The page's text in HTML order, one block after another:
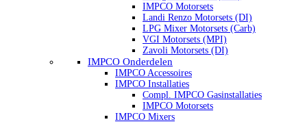
IMPCO Motorsets
Landi Renzo Motorsets (DI)
LPG Mixer Motorsets (Carb)
VGI Motorsets (MPI)
Zavoli Motorsets (DI)
IMPCO Onderdelen
IMPCO Accessoires
IMPCO Installaties
Compl. IMPCO Gasinstallaties
IMPCO Motorsets
IMPCO Mixers